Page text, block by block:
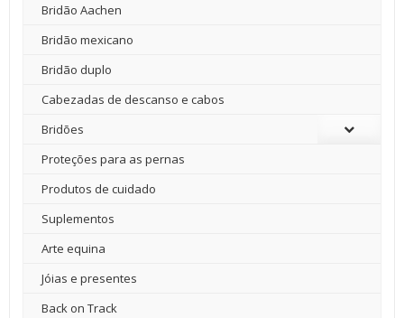
Bridão Aachen
Bridão mexicano
Bridão duplo
Cabezadas de descanso e cabos
Bridões
Proteções para as pernas
Produtos de cuidado
Suplementos
Arte equina
Jóias e presentes
Back on Track